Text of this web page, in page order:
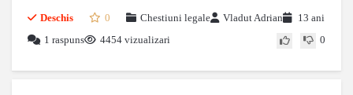
Deschis 0 Chestiuni legale Vladut Adrian
13 ani
1 raspuns
4454 vizualizari 0